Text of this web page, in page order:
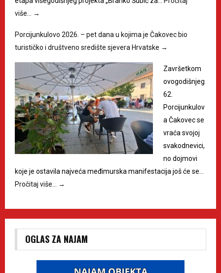
više…
→
Porcijunkulovo 2026. – pet dana u kojima je Čakovec bio
turističko i društveno središte sjevera Hrvatske →
Završetkom
ovogodišnjeg
62.
Porcijunkulov
a Čakovec se
vraća svojoj
svakodnevici,
no dojmovi
koje je ostavila najveća međimurska manifestacija još će se…
Pročitaj više…
→
OGLAS ZA NAJAM